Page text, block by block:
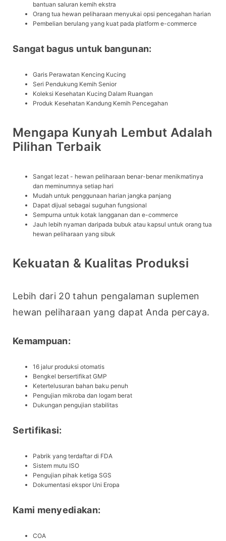
bantuan saluran kemih ekstra
Orang tua hewan peliharaan menyukai opsi pencegahan harian
Pembelian berulang yang kuat pada platform e-commerce
Sangat bagus untuk bangunan:
Garis Perawatan Kencing Kucing
Seri Pendukung Kemih Senior
Koleksi Kesehatan Kucing Dalam Ruangan
Produk Kesehatan Kandung Kemih Pencegahan
Mengapa Kunyah Lembut Adalah
Pilihan Terbaik
Sangat lezat - hewan peliharaan benar-benar menikmatinya
dan meminumnya setiap hari
Mudah untuk penggunaan harian jangka panjang
Dapat dijual sebagai suguhan fungsional
Sempurna untuk kotak langganan dan e-commerce
Jauh lebih nyaman daripada bubuk atau kapsul untuk orang tua
hewan peliharaan yang sibuk
Kekuatan & Kualitas Produksi
Lebih dari 20 tahun pengalaman suplemen
hewan peliharaan yang dapat Anda percaya.
Kemampuan:
16 jalur produksi otomatis
Bengkel bersertifikat GMP
Ketertelusuran bahan baku penuh
Pengujian mikroba dan logam berat
Dukungan pengujian stabilitas
Sertifikasi:
Pabrik yang terdaftar di FDA
Sistem mutu ISO
Pengujian pihak ketiga SGS
Dokumentasi ekspor Uni Eropa
Kami menyediakan:
COA